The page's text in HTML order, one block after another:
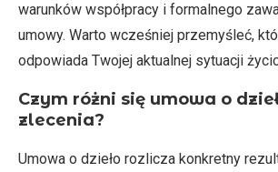
warunków współpracy i formalnego
umowy. Warto wcześniej przemyśleć,
odpowiada Twojej aktualnej sytuacji
Czym różni się umowa o
zlecenia?
Umowa o dzieło rozlicza konkretny